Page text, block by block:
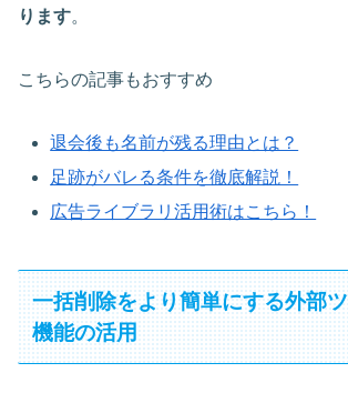
ります。
こちらの記事もおすすめ
退会後も名前が残る理由とは？
足跡がバレる条件を徹底解説！
広告ライブラリ活用術はこちら！
一括削除をより簡単にする外部
機能の活用